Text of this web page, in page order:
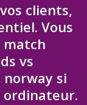
clients,
Vous
match
vs
norway si
ordinateur.